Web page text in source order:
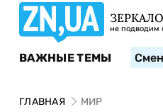
не подводим
ВАЖНЫЕ ТЕМЫ
ГЛАВНАЯ МИР